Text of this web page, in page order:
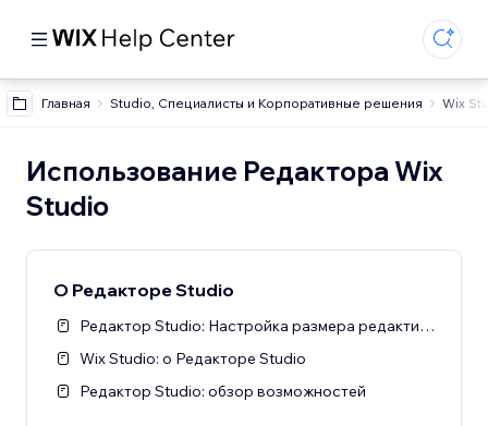
Главная Studio, Специалисты и Корпоративные решения Wix
Использование Редактора Wix
Studio
О Редакторе Studio
Редактор Studio: Настройка размера редактирования
Wix Studio: о Редакторе Studio
Редактор Studio: обзор возможностей